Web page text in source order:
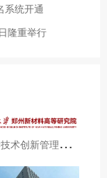
系统开通
隆重举行
北
京大学技术创新管理与数码营销和澳门旅游大学DBA招生简章（博士学位）